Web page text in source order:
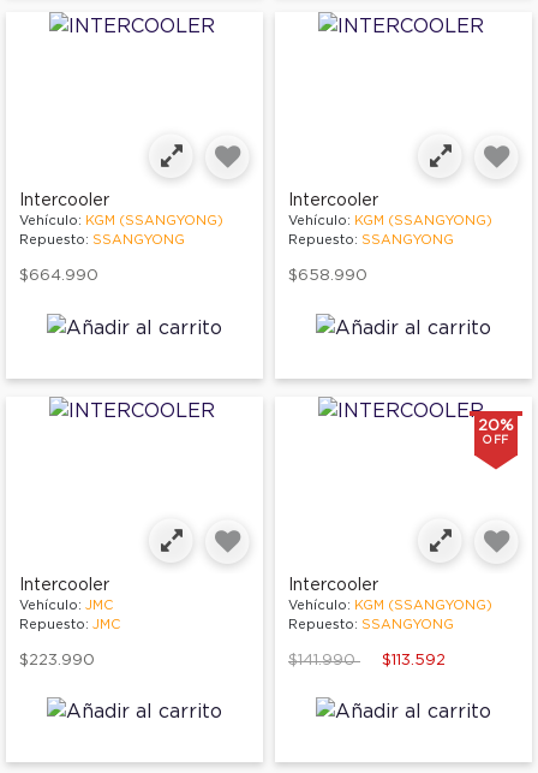
Intercooler
Vehículo: KGM (SSANGYONG)
Repuesto: SSANGYONG
$664.990
Intercooler
Vehículo: KGM (SSANGYONG)
Repuesto: SSANGYONG
$658.990
Intercooler
Vehículo: JMC
Repuesto: JMC
$223.990
20%
OFF
Intercooler
Vehículo: KGM (SSANGYONG)
Repuesto: SSANGYONG
Price reduced from
$141.990to $113.592